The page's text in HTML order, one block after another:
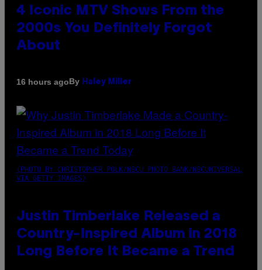
4 Iconic MTV Shows From the
2000s You Definitely Forgot
About
16 hours agoBy Haley Miller
(PHOTO BY CHRISTOPHER POLK/NBCU PHOTO BANK/NBCUNIVERSAL
VIA GETTY IMAGES)
Justin Timberlake Released a
Country-Inspired Album in 2018
Long Before It Became a Trend